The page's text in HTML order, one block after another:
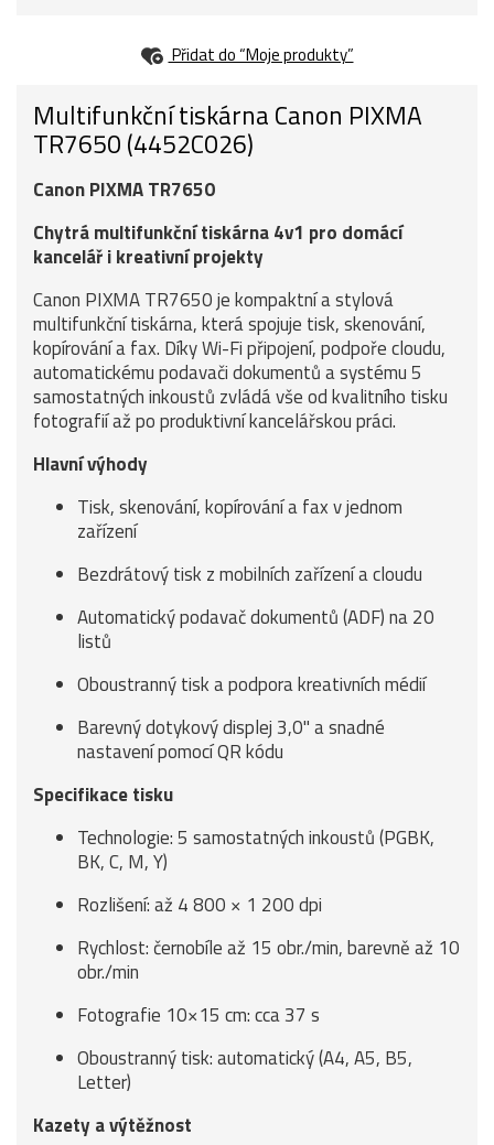
Přidat do “Moje produkty”
Multifunkční tiskárna Canon PIXMA
TR7650 (4452C026)
Canon PIXMA TR7650
Chytrá multifunkční tiskárna 4v1 pro domácí
kancelář i kreativní projekty
Canon PIXMA TR7650 je kompaktní a stylová
multifunkční tiskárna, která spojuje tisk, skenování,
kopírování a fax. Díky Wi-Fi připojení, podpoře cloudu,
automatickému podavači dokumentů a systému 5
samostatných inkoustů zvládá vše od kvalitního tisku
fotografií až po produktivní kancelářskou práci.
Hlavní výhody
Tisk, skenování, kopírování a fax v jednom
zařízení
Bezdrátový tisk z mobilních zařízení a cloudu
Automatický podavač dokumentů (ADF) na 20
listů
Oboustranný tisk a podpora kreativních médií
Barevný dotykový displej 3,0" a snadné
nastavení pomocí QR kódu
Specifikace tisku
Technologie: 5 samostatných inkoustů (PGBK,
BK, C, M, Y)
Rozlišení: až 4 800 × 1 200 dpi
Rychlost: černobíle až 15 obr./min, barevně až 10
obr./min
Fotografie 10×15 cm: cca 37 s
Oboustranný tisk: automatický (A4, A5, B5,
Letter)
Kazety a výtěžnost